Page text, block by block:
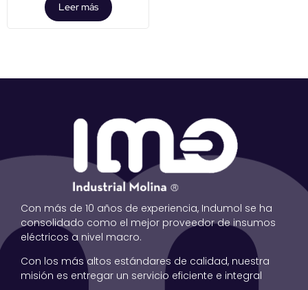
Leer más
Con más de 10 años de experiencia, Indumol se ha
consolidado como el mejor proveedor de insumos
eléctricos a nivel macro.
Con los más altos estándares de calidad, nuestra
misión es entregar un servicio eficiente e integral